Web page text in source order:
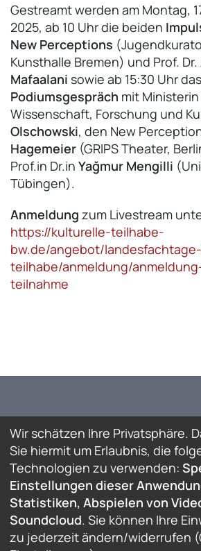
Gestreamt werden am Montag,
2025, ab 10 Uhr die beiden
New Perceptions
Kunsthalle Bremen) und Prof. Dr.
Mafaalani sowie ab 15:30 Uhr das
Podiumsgespräch mit
Wissenschaft, Forschung und
Olschowski, den New
Hagemeier (GRIPS Theater,
Prof.in Dr.in Yağmur Mengilli
Tübingen).
Anmeldung zum Livestream
https://kulturelle-teilhabe-
bw.de/angebot/
teilhabe/anmeldung/
teilnahme
© Deutsch-Türkisches Forum
Alman Forumu
Wir schätzen Ihre Privatsphäre.
Sie hiermit um Erlaubnis, die
Technologien zu verwenden:
Einstellungen dieser
Statistiken, Abspielen von
Soundcloud. Sie können Ihre
zu jederzeit ändern/widerrufen